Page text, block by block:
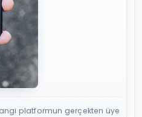
platformun gerçekten üye